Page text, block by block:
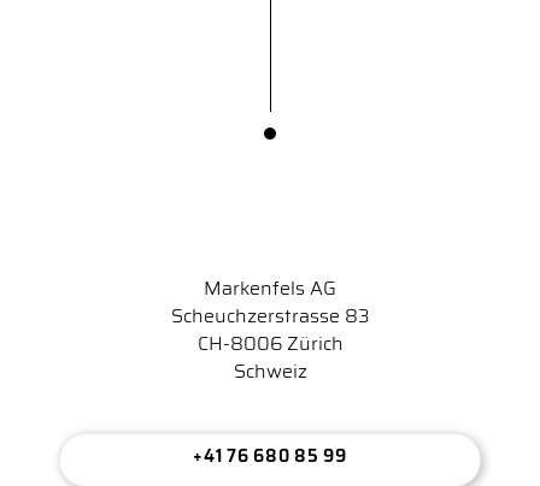
Markenfels AG
Scheuchzerstrasse 83
CH-8006 Zürich
Schweiz
+41 76 680 85 99